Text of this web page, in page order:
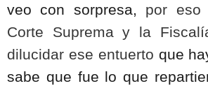
veo con sorpresa, por eso
Corte Suprema y la
dilucidar ese entuerto que
sabe que fue lo que